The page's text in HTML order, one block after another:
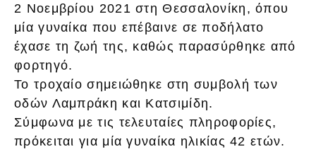
2 Νοεμβρίου 2021 στη Θεσσαλονίκη, όπου
μία γυναίκα που επέβαινε σε ποδήλατο
έχασε τη ζωή της, καθώς παρασύρθηκε από
φορτηγό.
Το τροχαίο σημειώθηκε στη συμβολή των
οδών Λαμπράκη και Κατσιμίδη.
Σύμφωνα με τις τελευταίες πληροφορίες,
πρόκειται για μία γυναίκα ηλικίας 42 ετών.